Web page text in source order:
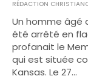
RÉDACTION
Un homme âgé
été arrêté en
profanait le
qui est située
Kansas. Le 27…